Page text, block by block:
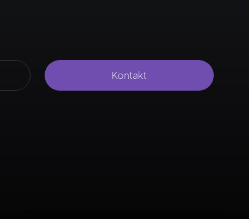
Kontakt